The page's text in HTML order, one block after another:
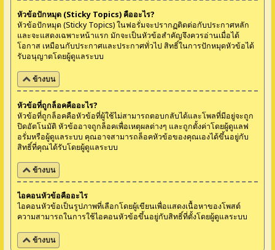
หัวข้อปักหมุด (Sticky Topics) คืออะไร?
หัวข้อปักหมุด (Sticky Topics) ในฟอรั่มจะปรากฏติดต่อกับประกาศหลัก
และจะแสดงเฉพาะหน้าแรก มักจะเป็นหัวข้อสำคัญจึงควรอ่านเมื่อได้
โอกาส เหมือนกับประกาศและประกาศทั่วไป สิทธิ์ในการปักหมุดหัวข้อได้
รับอนุญาตโดยผู้ดูแลระบบ
ข้างบน
หัวข้อที่ถูกล็อคคืออะไร?
หัวข้อที่ถูกล็อคคือหัวข้อที่ผู้ใช้ไม่สามารถตอบกลับได้และโพลที่มีอยู่จะถูก
ปิดอัตโนมัติ หัวข้ออาจถูกล็อคเพื่อเหตุผลต่างๆ และถูกตั้งค่าโดยผู้ดูแลฟ
อรั่มหรือผู้ดูแลระบบ คุณอาจสามารถล็อคหัวข้อของคุณเองได้ขึ้นอยู่กับ
สิทธิ์ที่คุณได้รับโดยผู้ดูแลระบบ
ข้างบน
ไอคอนหัวข้อคืออะไร
ไอคอนหัวข้อเป็นรูปภาพที่เลือกโดยผู้เขียนเพื่อแสดงเนื้อหาของโพสต์
ความสามารถในการใช้ไอคอนหัวข้อขึ้นอยู่กับสิทธิ์ที่ตั้งโดยผู้ดูแลระบบ
ข้างบน